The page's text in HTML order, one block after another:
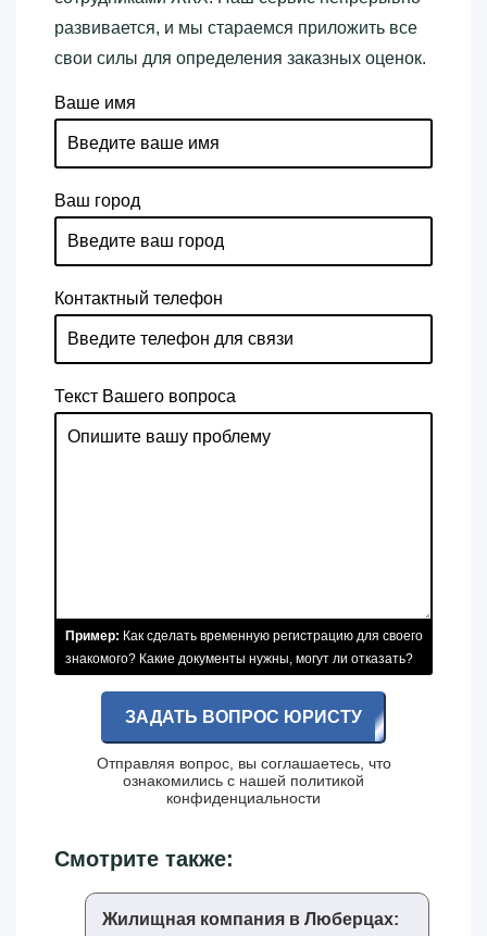
развивается, и мы стараемся приложить все
свои силы для определения заказных оценок.
Ваше имя
Ваш город
Контактный телефон
Текст Вашего вопроса
Пример: Как сделать временную регистрацию для своего
знакомого? Какие документы нужны, могут ли отказать?
ЗАДАТЬ ВОПРОС ЮРИСТУ
Отправляя вопрос, вы соглашаетесь, что
ознакомились с нашей политикой
конфиденциальности
Смотрите также:
Жилищная компания в Люберцах: